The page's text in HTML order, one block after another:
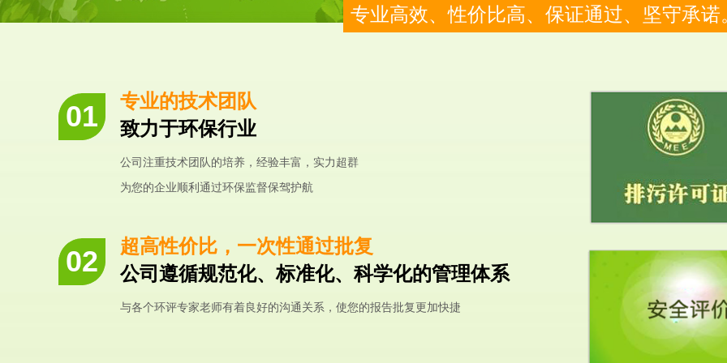
专业高效、性价比高、保证通过、坚守承诺
专业的技术团队
致力于环保行业
公司注重技术团队的培养，经验丰富，实力超群
为您的企业顺利通过环保监督保驾护航
超高性价比，一次性通过批复
公司遵循规范化、标准化、科学化的管理体系
与各个环评专家老师有着良好的沟通关系，使您的报告批复更加快捷